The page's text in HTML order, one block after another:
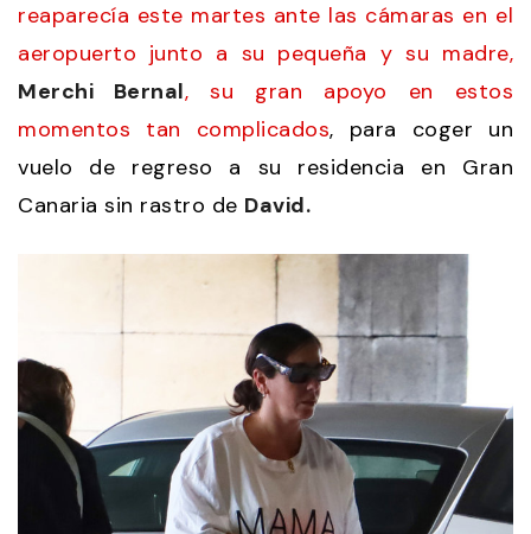
reaparecía este martes ante las cámaras en el
aeropuerto junto a su pequeña y su madre,
Merchi Bernal, su gran apoyo en estos
momentos tan complicados, para coger un
vuelo de regreso a su residencia en Gran
Canaria sin rastro de David.